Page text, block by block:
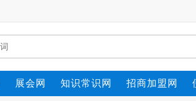
展会网 知识常识网 招商加盟网